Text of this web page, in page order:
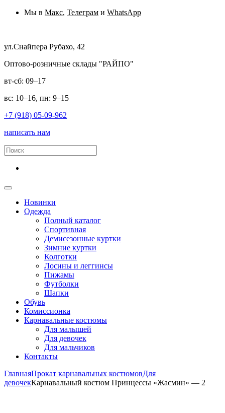
Мы в Макс, Телеграм и WhatsApp
ул.Снайпера Рубахо, 42
Оптово-розничные склады "РАЙПО"
вт-сб: 09–17
вс: 10–16, пн: 9–15
+7 (918) 05-09-962
написать нам
Новинки
Одежда
Полный каталог
Спортивная
Демисезонные куртки
Зимние куртки
Колготки
Лосины и леггинсы
Пижамы
Футболки
Шапки
Обувь
Комиссионка
Карнавальные костюмы
Для малышей
Для девочек
Для мальчиков
Контакты
ГлавнаяПрокат карнавальных костюмовДля
девочекКарнавальный костюм Принцессы «Жасмин» — 2